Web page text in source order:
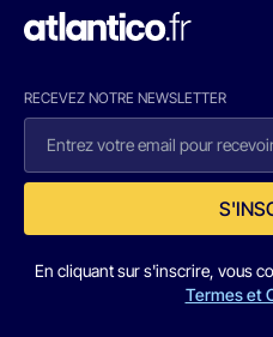
RECEVEZ NOTRE NEWSLETTER
En cliquant sur s'inscrire, vous
Termes et